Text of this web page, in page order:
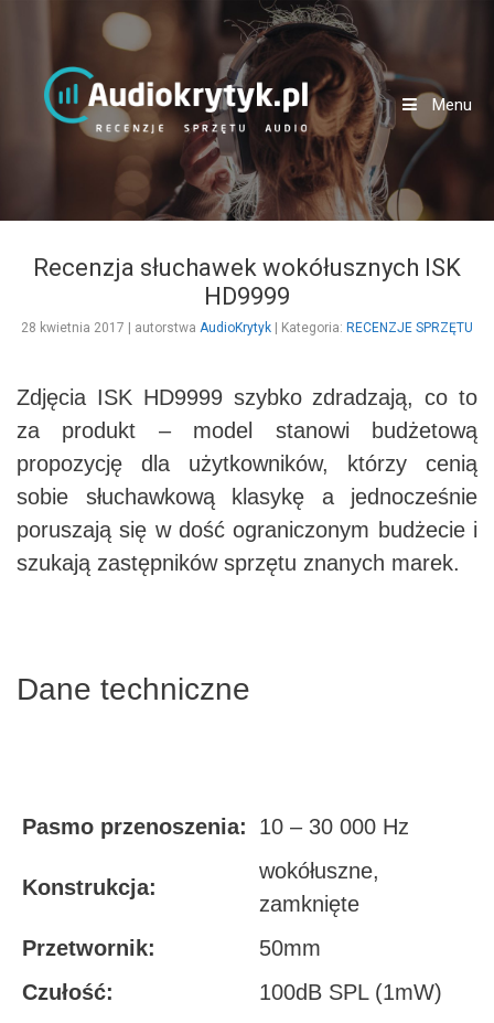
Przejdź do zawartości
Menu
Recenzja słuchawek wokółusznych ISK
HD9999
28 kwietnia 2017 autorstwa AudioKrytyk | Kategoria: Categories
RECENZJE SPRZĘTU
Zdjęcia ISK HD9999 szybko zdradzają, co to
za produkt – model stanowi budżetową
propozycję dla użytkowników, którzy cenią
sobie słuchawkową klasykę a jednocześnie
poruszają się w dość ograniczonym budżecie i
szukają zastępników sprzętu znanych marek.
Dane techniczne
Pasmo przenoszenia: 10 – 30 000 Hz
Konstrukcja:
wokółuszne,
zamknięte
Przetwornik:
50mm
Czułość:
100dB SPL (1mW)